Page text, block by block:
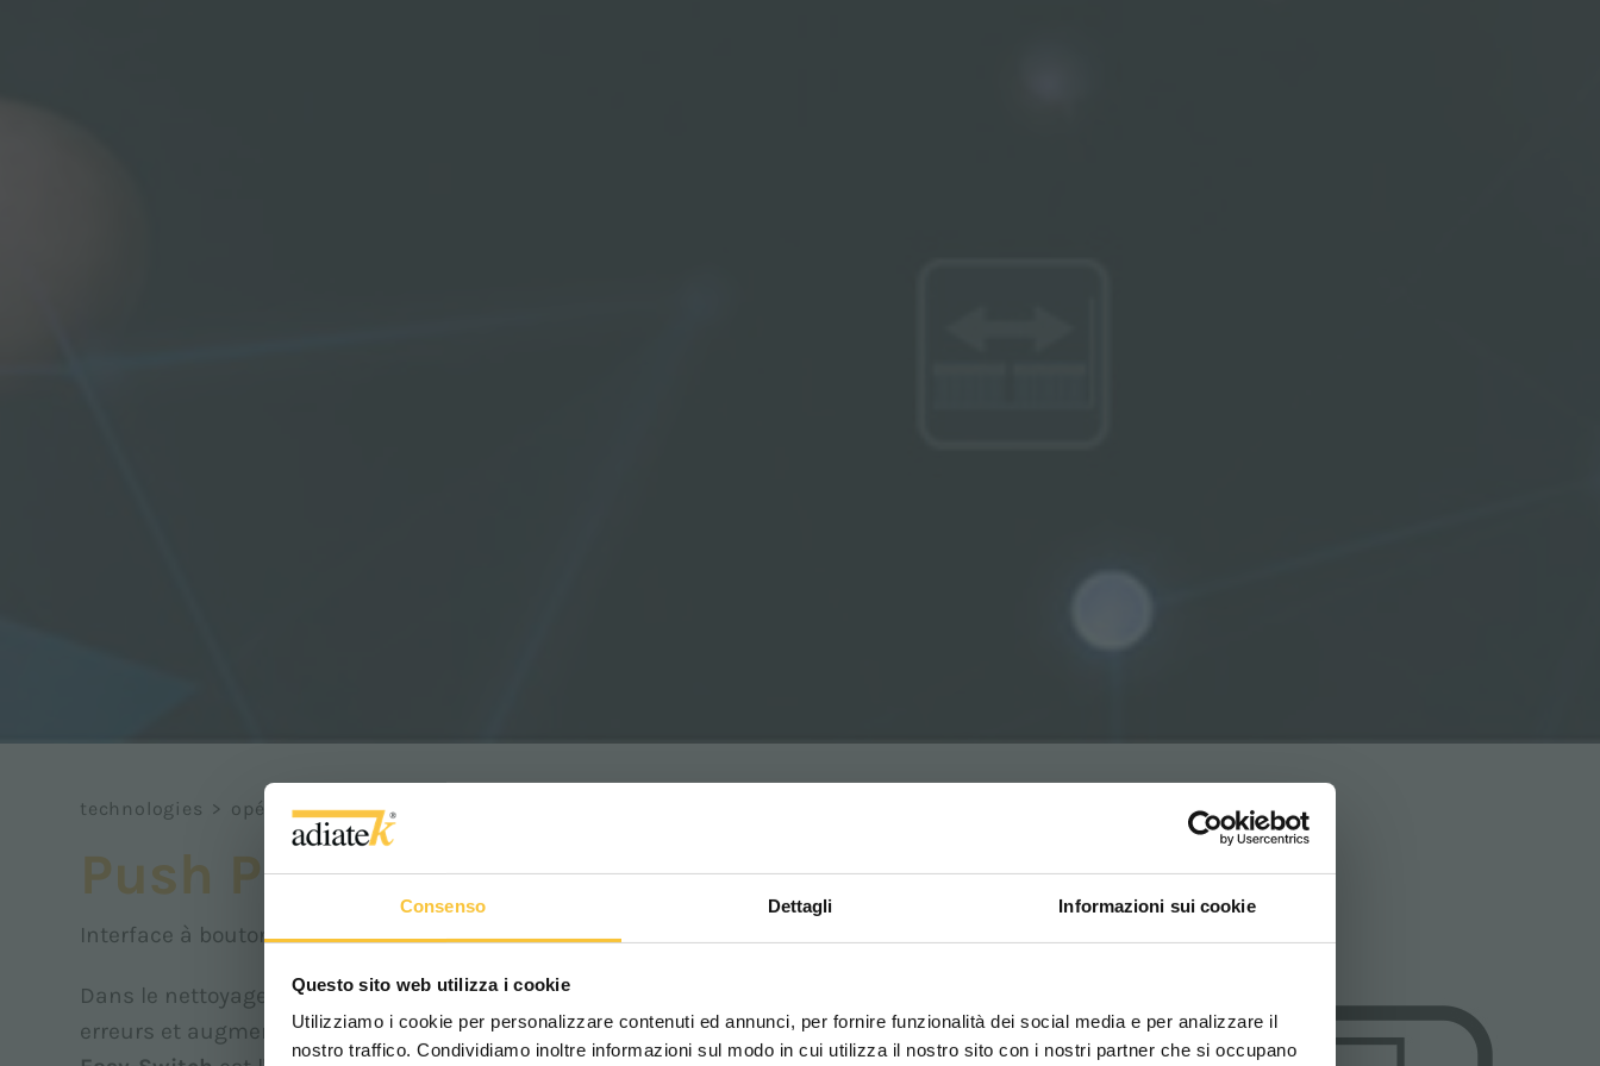
Consenso Dettagli Informazioni sui cookie
Questo sito web utilizza i cookie
Utilizziamo i cookie per personalizzare contenuti ed annunci, per fornire funzionalità dei social media e per analizzare il
nostro traffico. Condividiamo inoltre informazioni sul modo in cui utilizza il nostro sito con i nostri partner che si occupano
technologies > opérateur > push panel
Push Panel
Interface à boutons
Dans le nettoyage professionnel, la simplicité d'utilisation est indispensable pour réduire les
erreurs et augmenter la productivité.